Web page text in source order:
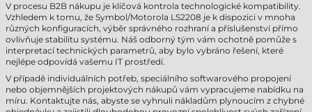
V procesu B2B nákupu je klíčová kontrola technologické kompatibility.
Vzhledem k tomu, že Symbol/Motorola LS2208 je k dispozici v mnoha
různých konfiguracích, výběr správného rozhraní a příslušenství přímo
ovlivňuje stabilitu systému. Náš odborný tým vám ochotně pomůže s
interpretací technických parametrů, aby bylo vybráno řešení, které
nejlépe odpovídá vašemu IT prostředí.
V případě individuálních potřeb, speciálního softwarového propojení
nebo objemnějších projektových nákupů vám vypracujeme nabídku na
míru. Kontaktujte nás, abyste se vyhnuli nákladům plynoucím z chybné